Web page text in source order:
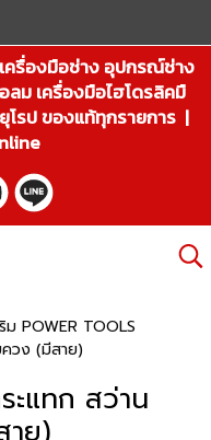
ครื่องมือช่าง อุปกรณ์ช่าง
ลม เครื่องมือไฮโดรลิคมื
รป ของแท้ทุกรายการ |
POWER TOOLS
ควง (มีสาย)
ะแทก สว่าน